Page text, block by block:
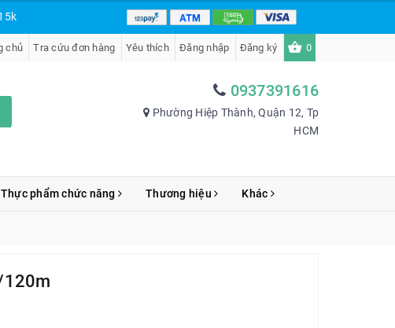
chủ Tra cứu đơn hàng Yêu thích Đăng nhập Đăng ký 0
0937391616
Phường Hiệp Thành, Quận 12, Tp
HCM
Thực phẩm chức năng Thương hiệu Khác
120m